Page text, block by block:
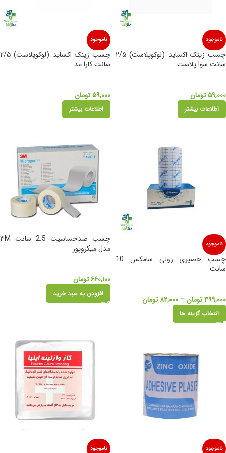
ناموجود
چسب زینک اکساید (لوکوپلاست) ۲/۵
سانت سوا پلاست
۵۹,۰۰۰تومان
اطلاعات بیشتر
ناموجود
چسب زینک اکساید (لوکوپلاست) ۲/۵
سانت کارا مد
۵۹,۰۰۰تومان
اطلاعات بیشتر
ناموجود
چسب حصیری رولی سامکس 10
سانت
۴۹۹,۰۰۰تومان– ۸۲,۰۰۰ تومان
انتخاب گزینه ها
چسب ضدحساسیت 2.5 سانت ۳M
مدل میکروپور
۶۶۰,۱۰۰تومان
افزودن به سبد خرید
ناموجود ناموجود